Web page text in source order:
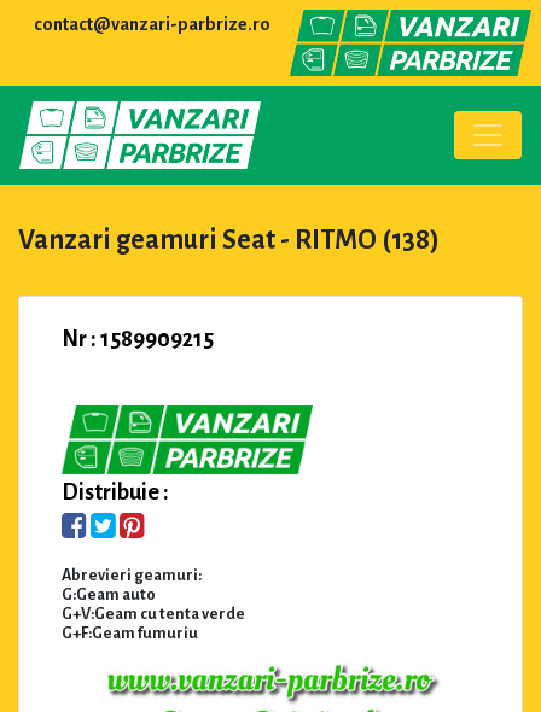
contact@vanzari-parbrize.ro
Vanzari geamuri Seat - RITMO (138)
Nr : 1589909215
Distribuie :
Abrevieri geamuri:
G:Geam auto
G+V:Geam cu tenta verde
G+F:Geam fumuriu